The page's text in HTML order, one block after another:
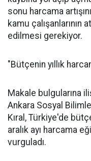
sonu harcama
kamu çalışanlarının
edilmesi gerekiyor.
"Bütçenin yıllık
Makale bulgularına
Ankara Sosyal
Kıral, Türkiye'de
aralık ayı harcama
vurguladı.